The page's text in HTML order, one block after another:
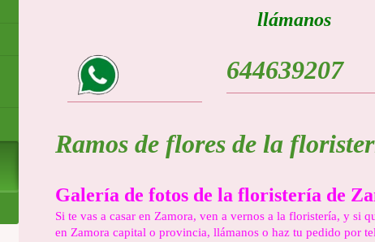
llámanos
644639207
Ramos de flores de la
Galería de fotos de la floristería de
Si te vas a casar en Zamora, ven a vernos a la floristería, y si
en Zamora capital o provincia, llámanos o haz tu pedido por